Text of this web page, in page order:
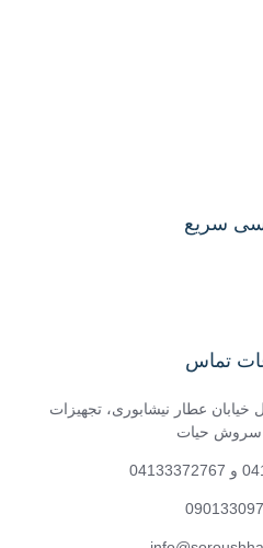
سریع
تماس
خیابان عطار نیشابوری، تجهیزات
حیات